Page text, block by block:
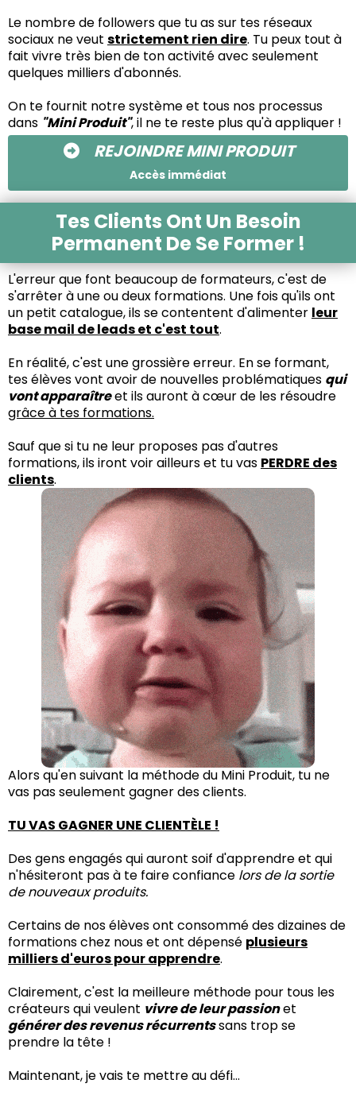
Le nombre de followers que tu as sur tes réseaux
sociaux ne veut strictement rien dire. Tu peux tout à
fait vivre très bien de ton activité avec seulement
quelques milliers d'abonnés.
On te fournit notre système et tous nos processus
dans "Mini Produit", il ne te reste plus qu'à appliquer !
REJOINDRE MINI PRODUIT
Accès immédiat
Tes Clients Ont Un Besoin
Permanent De Se Former !
L'erreur que font beaucoup de formateurs, c'est de
s'arrêter à une ou deux formations. Une fois qu'ils ont
un petit catalogue, ils se contentent d'alimenter leur
base mail de leads et c'est tout.
En réalité, c'est une grossière erreur. En se formant,
tes élèves vont avoir de nouvelles problématiques qui
vont apparaîtreet ils auront à cœur de les résoudre
grâce à tes formations.
Sauf que si tu ne leur proposes pas d'autres
formations, ils iront voir ailleurs et tu vas PERDRE des
clients.
Alors qu'en suivant la méthode du Mini Produit, tu ne
vas pas seulement gagner des clients.
TU VAS GAGNER UNE CLIENTÈLE !
Des gens engagés qui auront soif d'apprendre et qui
n'hésiteront pas à te faire confiance lors de la sortie
de nouveaux produits.
Certains de nos élèves ont consommé des dizaines de
formations chez nous et ont dépensé plusieurs
milliers d'euros pour apprendre.
Clairement, c'est la meilleure méthode pour tous les
créateurs qui veulent vivre de leur passionet
générer des revenus récurrentssans trop se
prendre la tête !
Maintenant, je vais te mettre au défi...